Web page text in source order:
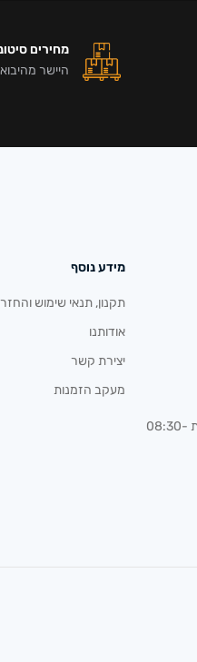
מחירים
היישר
א’-ה’, בין השעות 08:30-
מידע נוסף
תקנון, תנאי שימוש
אודותנו
יצירת קשר
מעקב הזמנות